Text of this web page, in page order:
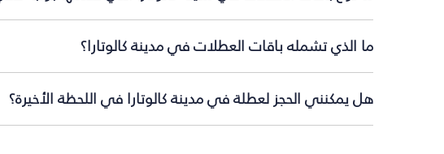
ما الذي تشمله باقات العطلات في مدينة كالوتارا؟
هل يمكنني الحجز لعطلة في مدينة كالوتارا في اللحظة الأخيرة؟